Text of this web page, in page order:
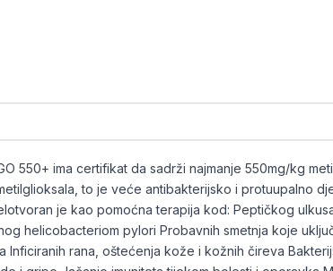
550+ ima certifikat da sadrži najmanje 550mg/kg
to je veće antibakterijsko i protuupalno
je kao pomoćna terapija kod: Peptičkog
helicobacteriom pylori Probavnih smetnja koje
Inficiranih rana, oštećenja kože i kožnih čireva